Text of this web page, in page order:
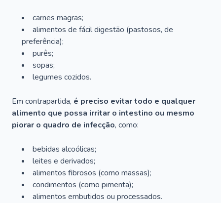
carnes magras;
alimentos de fácil digestão (pastosos, de
preferência);
purês;
sopas;
legumes cozidos.
Em contrapartida, é preciso evitar todo e qualquer
alimento que possa irritar o intestino ou mesmo
piorar o quadro de infecção, como:
bebidas alcoólicas;
leites e derivados;
alimentos fibrosos (como massas);
condimentos (como pimenta);
alimentos embutidos ou processados.